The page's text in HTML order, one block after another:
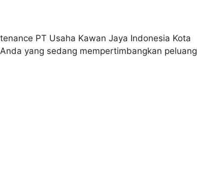
PT Usaha Kawan Jaya Indonesia Kota
yang sedang mempertimbangkan peluang